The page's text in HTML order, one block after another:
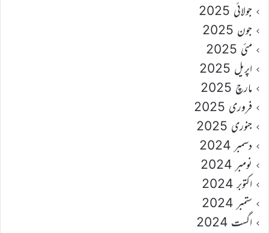
جولائی 2025
جون 2025
مئی 2025
اپریل 2025
مارچ 2025
فروری 2025
جنوری 2025
دسمبر 2024
نومبر 2024
اکتوبر 2024
ستمبر 2024
اگست 2024